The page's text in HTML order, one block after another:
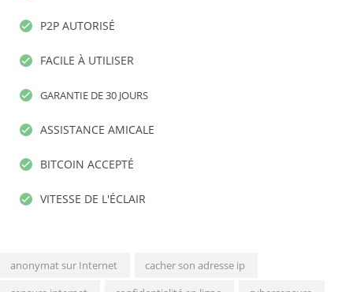
P2P AUTORISÉ
FACILE À UTILISER
GARANTIE DE 30 JOURS
ASSISTANCE AMICALE
BITCOIN ACCEPTÉ
VITESSE DE L'ÉCLAIR
anonymat sur Internet
cacher son adresse ip